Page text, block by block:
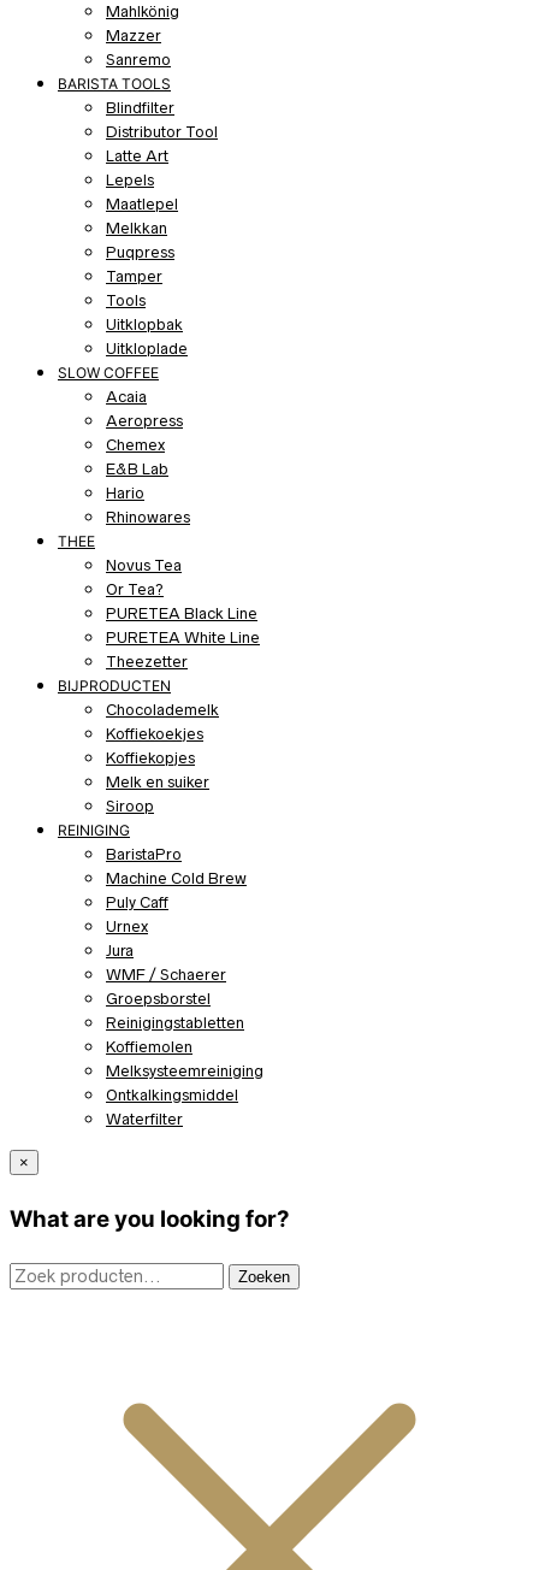
Mahlkönig
Mazzer
Sanremo
BARISTA TOOLS
Blindfilter
Distributor Tool
Latte Art
Lepels
Maatlepel
Melkkan
Puqpress
Tamper
Tools
Uitklopbak
Uitkloplade
SLOW COFFEE
Acaia
Aeropress
Chemex
E&B Lab
Hario
Rhinowares
THEE
Novus Tea
Or Tea?
PURETEA Black Line
PURETEA White Line
Theezetter
BIJPRODUCTEN
Chocolademelk
Koffiekoekjes
Koffiekopjes
Melk en suiker
Siroop
REINIGING
BaristaPro
Machine Cold Brew
Puly Caff
Urnex
Jura
WMF / Schaerer
Groepsborstel
Reinigingstabletten
Koffiemolen
Melksysteemreiniging
Ontkalkingsmiddel
Waterfilter
×
What are you looking for?
Zoeken
naar:
Zoeken